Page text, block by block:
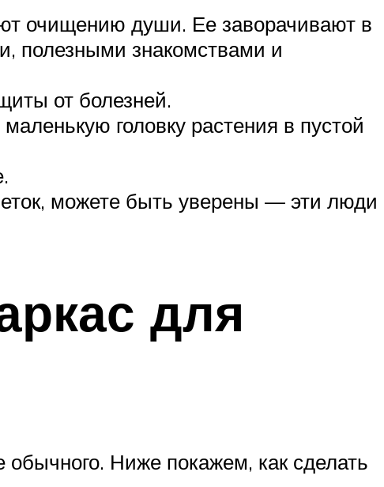
очищению души. Ее заворачивают в
полезными знакомствами и
от болезней.
головку растения в пустой
можете быть уверены — эти люди
для
обычного. Ниже покажем, как сделать